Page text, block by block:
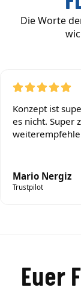
Die Worte
Konzept ist
es nicht. Super
Mario Nergiz
Trustpilot
Euer